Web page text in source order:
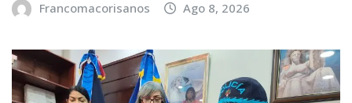
Francomacorisanos Ago 8, 2026